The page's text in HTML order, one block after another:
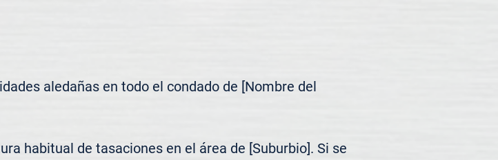
aledañas en todo el condado de [Nombre del
habitual de tasaciones en el área de [Suburbio]. Si se